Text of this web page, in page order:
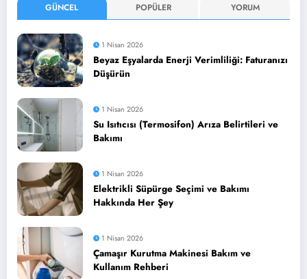
GÜNCEL POPÜLER YORUM
1 Nisan 2026
Beyaz Eşyalarda Enerji Verimliliği: Faturanızı
Düşürün
1 Nisan 2026
Su Isıtıcısı (Termosifon) Arıza Belirtileri ve
Bakımı
1 Nisan 2026
Elektrikli Süpürge Seçimi ve Bakımı
Hakkında Her Şey
1 Nisan 2026
Çamaşır Kurutma Makinesi Bakım ve
Kullanım Rehberi